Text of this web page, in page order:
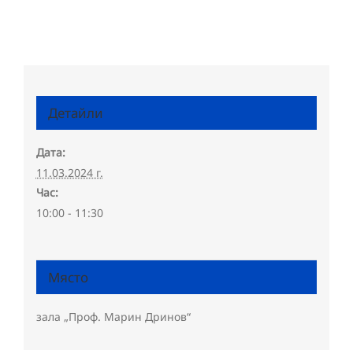
Детайли
Дата:
11.03.2024 г.
Час:
10:00 - 11:30
Място
зала „Проф. Марин Дринов“